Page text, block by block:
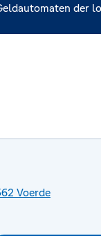
der
Voerde